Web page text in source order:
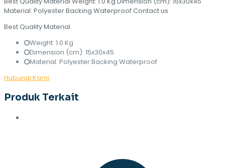
Material: Polyester Backing Waterproof Contact us
Best Quality Material
Weight: 1.0 Kg
Dimension (cm): 15x30x45
Material: Polyester Backing Waterproof
Hubungi Kami
Produk Terkait